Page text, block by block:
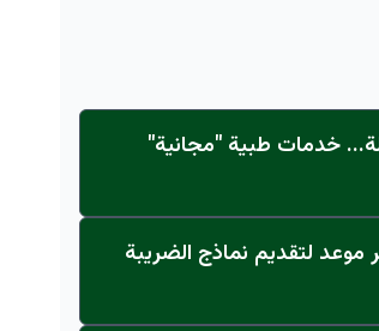
خدمات طبية "مجانية"
لتقديم نماذج الضريبة